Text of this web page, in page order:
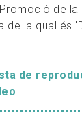
de la
de la qual és
de